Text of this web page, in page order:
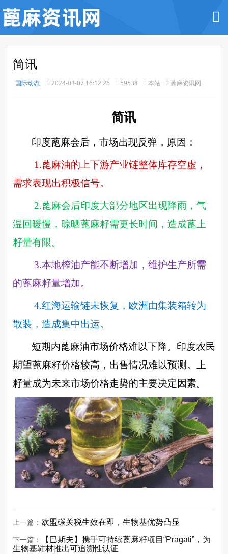
简讯
国际动态 2024-03-07 16:12:26 59538 本站 蓖麻资讯网
简讯
印度蓖麻会后，市场出现反弹，原因：
1.蓖麻油的上下游产业链整体库存空虚，
需求表现出积极信号。
2.蓖麻会后印度大部分地区出现降雨，气
温回暖慢，晾晒蓖麻籽需更长时间，造成蓖上
籽量有限。
3.本地榨油产能不断增加，维护生产所需
的蓖麻籽量增加。
4.红海运输链未恢复，欧洲由集装箱转为
散装，造成集中出运。
短期内蓖麻油市场价格难以下降。印度农民
期望蓖麻籽价格较高，出售情况难以预测。上
籽量成为未来市场价格走势的主要决定因素。
上一篇： 欧盟碳关税生效在即，生物基优势凸显
下一篇：
【巴斯夫】携手可持续蓖麻籽项目“Pragati”，为
生物基鞋材推出可追溯性认证